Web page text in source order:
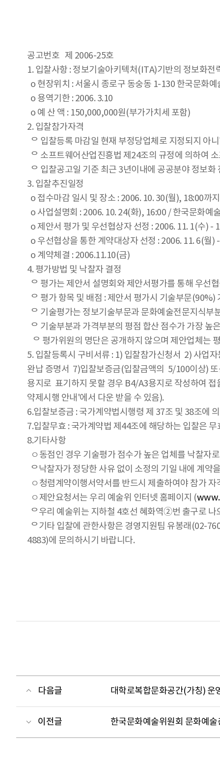
공고번호 제 2006-25호
1. 입찰사항 : 정보기술아키텍처(ITA)기반의 정보화전
o 현장위치 : 서울시 종로구 동숭동 1-130 한국문화
o 용역기한 : 2006. 3.10
o 예 산 액 : 150,000,000원(부가가치세 포함)
2. 입찰참가자격
ᄋ 입찰등록 마감일 현재 부정당업체로 지정되지 아
ᄋ 소프트웨어산업진흥법 제24조의 규정에 의하여
ᄋ 입찰공고일 기준 최근 3년이내에 공공분야 정보
3. 입찰추진일정
o 접수마감 일시 및 장소 : 2006. 10. 30(월), 18:00까
o 사업설명회 : 2006. 10. 24(화), 16:00 / 한국문화예
o 제안서 평가 및 우선협상자 선정 : 2006. 11. 1(수) -
o 우선협상을 통한 계약대상자 선정 : 2006. 11. 6(월)
o 계약체결 : 2006.11.10(금)
4. 평가방법 및 낙찰자 결정
ᄋ 평가는 제안서 설명회와 제안서평가를 통해 우선
ᄋ 평가 항목 및 배점 : 제안서 평가시 기술부문
ᄋ 기술평가는 정보기술부문과 문화예술전문지식부
ᄋ 기술부분과 가격부분의 평점 합산 점수가 가장
ᄋ 평가위원의 명단은 공개하지 않으며 제안업체는
5. 입찰등록시 구비서류 : 1) 입찰참가신청서 2) 사업
완납 증명서 7)입찰보증금(입찰금액의 5/100이상)
용지로 표기하지 못할 경우 B4/A3용지로 작성하여
약제시행 안내'에서 다운 받을 수 있음).
6.입찰보증금 : 국가계약법시행령 제 37조 및 38조에
7.입찰무효 : 국가계약법 제44조에 해당하는 입찰은
8.기타사항
ㅇ동점인 경우 기술평가 점수가 높은 업체를 낙찰자
ᄋ낙찰자가 정당한 사유 없이 소정의 기일 내에 계
ㅇ청렴계약이행서약서를 반드시 제출하여야 참가
ㅇ제안요청서는 우리 예술위 인터넷 홈페이지 (
ᄋ우리 예술위는 지하철 4호선 혜화역②번 출구로
ᄋ기타 입찰에 관한사항은 경영지원팀 유봉래(02-
4883)에 문의하시기 바랍니다.
다음글 대학로복합문화공간(가칭) 운
이전글 한국문화예술위원회 문화예